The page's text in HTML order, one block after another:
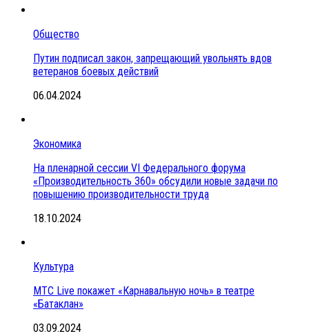
Общество
Путин подписал закон, запрещающий увольнять вдов
ветеранов боевых действий
06.04.2024
Экономика
На пленарной сессии VI Федерального форума
«Производительность 360» обсудили новые задачи по
повышению производительности труда
18.10.2024
Культура
МТС Live покажет «Карнавальную ночь» в театре
«Батаклан»
03.09.2024